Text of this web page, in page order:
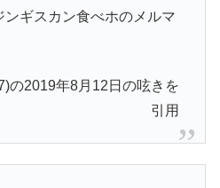
ギスカン食べホのメルマ
の2019年8月12日の呟きを
引用